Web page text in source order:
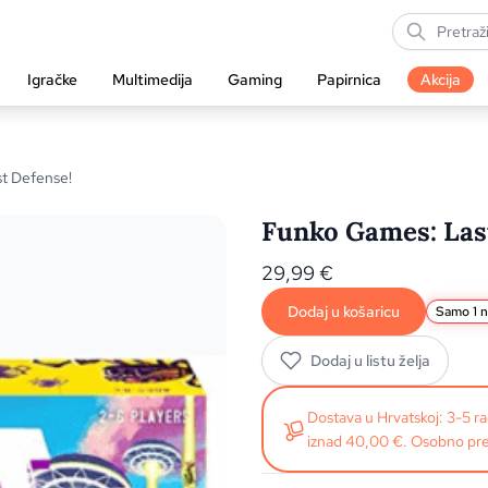
Igračke Multimedija Gaming Papirnica Akcija
Defense!
Funko Games:
29,99 €
Dodaj u košaricu Samo 1
Dodaj u listu želja
Dostava u Hrvatskoj: 3-5
iznad 40,00 €. Osobno